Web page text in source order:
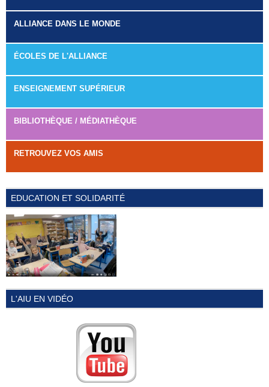
ALLIANCE DANS LE MONDE
ÉCOLES DE L'ALLIANCE
ENSEIGNEMENT SUPÉRIEUR
BIBLIOTHÈQUE / MÉDIATHÈQUE
RETROUVEZ VOS AMIS
EDUCATION ET SOLIDARITÉ
L'AIU EN VIDÉO